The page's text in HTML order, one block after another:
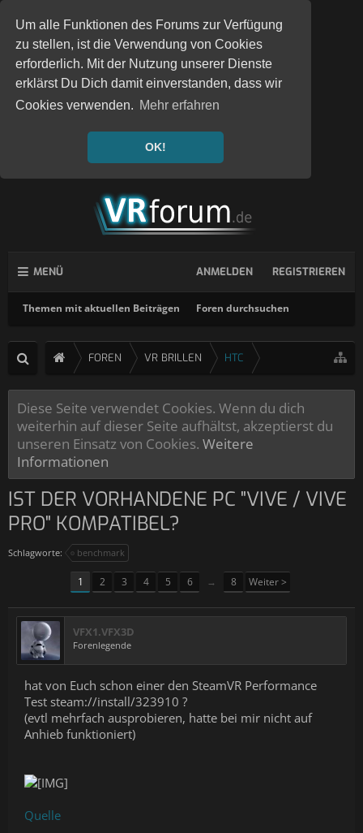
Um alle Funktionen des Forums zur Verfügung
zu stellen, ist die Verwendung von Cookies
erforderlich. Mit der Nutzung unserer Dienste
erklärst Du Dich damit einverstanden, dass wir
Cookies verwenden. Mehr erfahren
OK!
MENÜ
Themen mit aktuellen Beiträgen Foren durchsuchen
ANMELDEN REGISTRIEREN
FOREN VR BRILLEN HTC
Diese Seite verwendet Cookies. Wenn du dich
weiterhin auf dieser Seite aufhältst, akzeptierst du
unseren Einsatz von Cookies. Weitere
Informationen
IST DER VORHANDENE PC "VIVE / VIVE
PRO" KOMPATIBEL?
Schlagworte: benchmark
1 2 3 4 5 6 → 8 Weiter >
VFX1.VFX3D
Forenlegende
hat von Euch schon einer den SteamVR Performance
Test steam://install/323910 ?
(evtl mehrfach ausprobieren, hatte bei mir nicht auf
Anhieb funktioniert)
Quelle